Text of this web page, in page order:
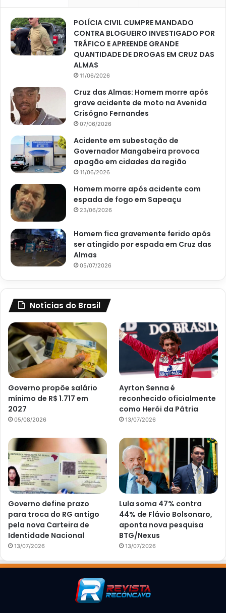
POLÍCIA CIVIL CUMPRE MANDADO
CONTRA BLOGUEIRO INVESTIGADO POR
TRÁFICO E APREENDE GRANDE
QUANTIDADE DE DROGAS EM CRUZ DAS
ALMAS
11/06/2026
Cruz das Almas: Homem morre após
grave acidente de moto na Avenida
Crisógno Fernandes
07/06/2026
Acidente em subestação de
Governador Mangabeira provoca
apagão em cidades da região
11/06/2026
Homem morre após acidente com
espada de fogo em Sapeaçu
23/06/2026
Homem fica gravemente ferido após
ser atingido por espada em Cruz das
Almas
05/07/2026
Notícias do Brasil
Governo propõe salário
mínimo de R$ 1.717 em
2027
05/08/2026
Ayrton Senna é
reconhecido oficialmente
como Herói da Pátria
13/07/2026
Governo define prazo
para troca do RG antigo
pela nova Carteira de
Identidade Nacional
13/07/2026
Lula soma 47% contra
44% de Flávio Bolsonaro,
aponta nova pesquisa
BTG/Nexus
13/07/2026